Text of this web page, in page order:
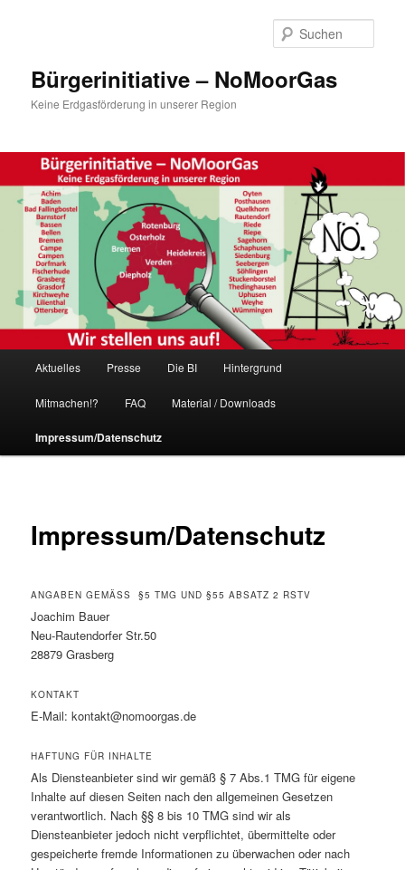
Bürgerinitiative – NoMoorGas
Keine Erdgasförderung in unserer Region
Aktuelles Presse Die BI Hintergrund
Mitmachen!? FAQ Material / Downloads
Impressum/Datenschutz
Impressum/Datenschutz
ANGABEN GEMÄSS §5 TMG UND §55 ABSATZ 2 RSTV
Joachim Bauer
Neu-Rautendorfer Str.50
28879 Grasberg
KONTAKT
E-Mail: kontakt@nomoorgas.de
HAFTUNG FÜR INHALTE
Als Diensteanbieter sind wir gemäß § 7 Abs.1 TMG für eigene
Inhalte auf diesen Seiten nach den allgemeinen Gesetzen
verantwortlich. Nach §§ 8 bis 10 TMG sind wir als
Diensteanbieter jedoch nicht verpflichtet, übermittelte oder
gespeicherte fremde Informationen zu überwachen oder nach